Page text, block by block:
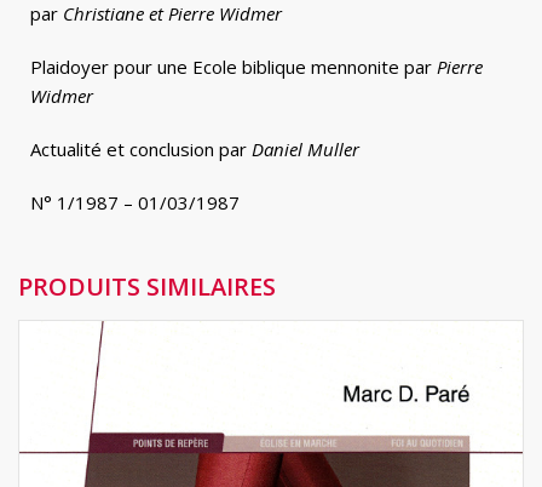
par Christiane et Pierre Widmer
Plaidoyer pour une Ecole biblique mennonite par Pierre
Widmer
Actualité et conclusion par Daniel Muller
N° 1/1987 – 01/03/1987
PRODUITS SIMILAIRES